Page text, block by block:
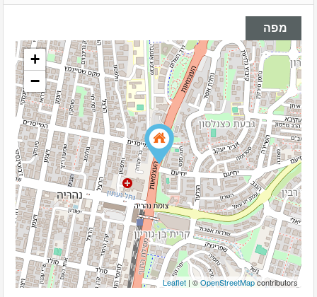
מפה
+
−
Leaflet | ©OpenStreetMapcontributors